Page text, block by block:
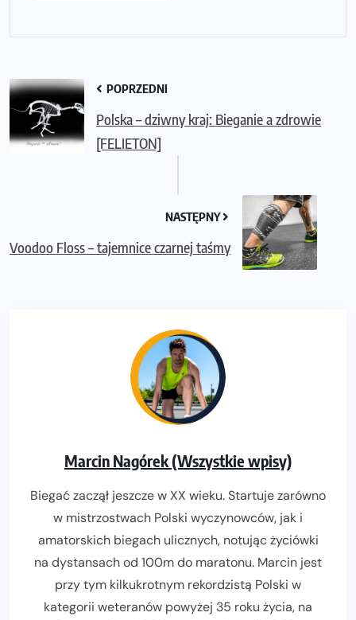
POPRZEDNI
Polska – dziwny kraj: Bieganie a zdrowie
[FELIETON]
NASTĘPNY
Voodoo Floss – tajemnice czarnej taśmy
Marcin Nagórek (Wszystkie wpisy)
Biegać zaczął jeszcze w XX wieku. Startuje zarówno
w mistrzostwach Polski wyczynowców, jak i
amatorskich biegach ulicznych, notując życiówki
na dystansach od 100m do maratonu. Marcin jest
przy tym kilkukrotnym rekordzistą Polski w
kategorii weteranów powyżej 35 roku życia, na